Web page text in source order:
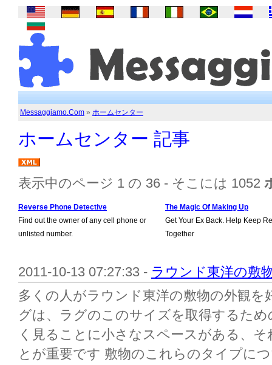
Messaggiamo.Com » ホームセンター
ホームセンター 記事
表示中のページ 1 の 36 - そこには 1052
Reverse Phone Detective
Find out the owner of any cell phone or
unlisted number.
The Magic Of Making Up
Get Your Ex Back. Help Keep
Together
2011-10-13 07:27:33 - ラウンド東洋の敷
多くの人がラウンド東洋の敷物の外観
グは、ラグのこのサイズを取得するた
く見ることに小さなスペースがある、
とが重要です 敷物のこれらのタイプに